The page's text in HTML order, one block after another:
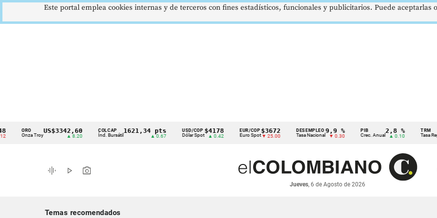
Cintillo
indicadores
económicos
ORO
Onza Troy
US$3342,60 COLCAP
Índ. Bursátil
1621,34 pts USD/COP
Dólar Spot
$4178
▲ 0.42
EUR/COP
Euro Spot
$3672
▼ 25.00
DESEMPLEO
Tasa Nacional
9,9 %
▼ 0.30
PIB
Crec. Anual
2,8 %
▲ 0.10
TRM
Tasa Rep.
graphic_eq play_arrow photo_camera
Jueves, 6 de Agosto de 2026
Temas recomendados
Este portal emplea cookies internas y de terceros con fines estadísticos, funcionales y publicitarios. Puede aceptarlas